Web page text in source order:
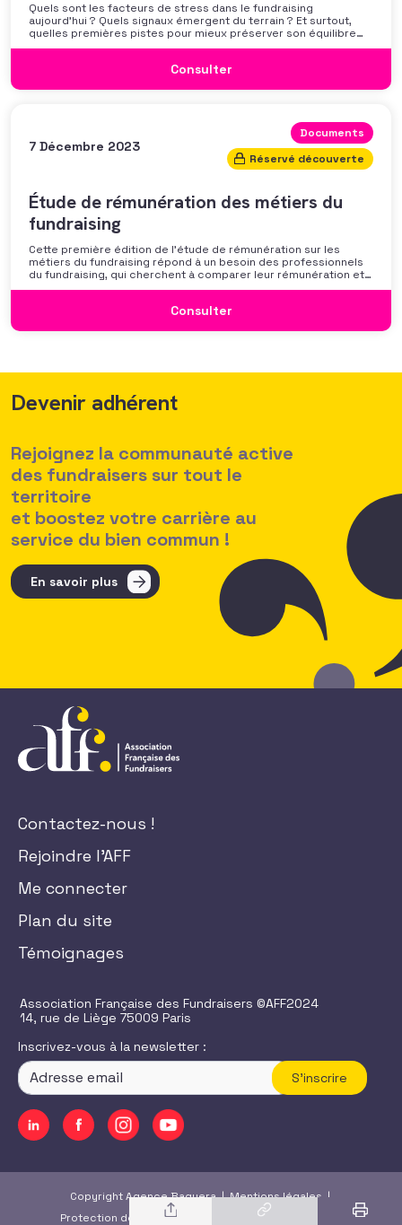
Quels sont les facteurs de stress dans le fundraising
aujourd’hui ? Quels signaux émergent du terrain ? Et surtout,
quelles premières pistes pour mieux préserver son équilibre
professionnel ? L’AFF vous propose un webinaire pour découvrir
discussion autour des mécanismes
Consulter
7 Décembre 2023
Documents
Réservé découverte
Étude de rémunération des métiers du
fundraising
Cette première édition de l’étude de rémunération sur les
métiers du fundraising répond à un besoin des professionnels
du fundraising, qui cherchent à comparer leur rémunération et à
se positionner. Elle répond également à une préoccupation
des politiques salariales comme un enjeu majeur,
Consulter
Devenir adhérent
Rejoignez la communauté active
des fundraisers sur tout le
territoire
et boostez votre carrière au
service du bien commun !
En savoir plus
Contactez-nous !
Rejoindre l'AFF
Me connecter
Plan du site
Témoignages
Association Française des Fundraisers ©AFF2024
14, rue de Liège 75009 Paris
Inscrivez-vous à la newsletter :
S'inscrire
Copyright Agence Baguera |Mentions légales |
Protection des données
|